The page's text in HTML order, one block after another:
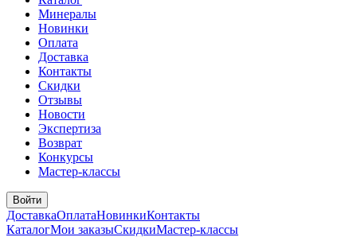
Минералы
Новинки
Оплата
Доставка
Контакты
Скидки
Отзывы
Новости
Экспертиза
Возврат
Конкурсы
Мастер-классы
Войти
ДоставкаОплатаНовинкиКонтакты
КаталогМои заказыСкидкиМастер-классы